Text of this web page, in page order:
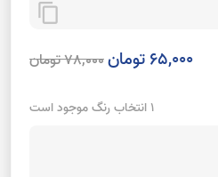
content_copy
65,000 تومان 78,000 تومان
1 انتخاب رنگ موجود است